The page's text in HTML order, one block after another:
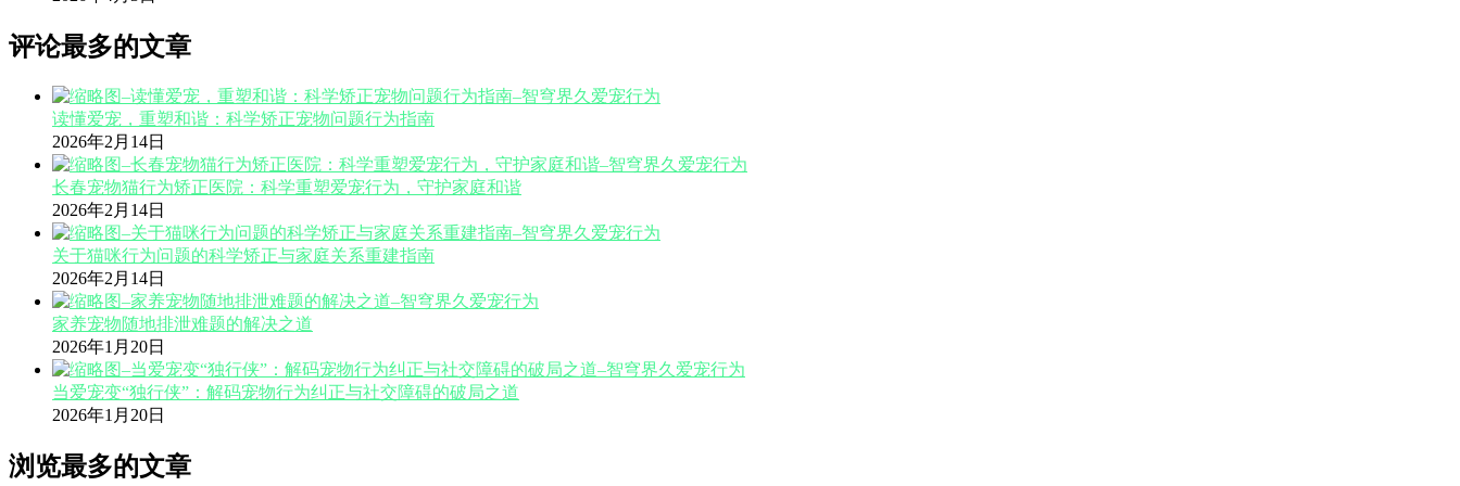
评论最多的文章
读懂爱宠，重塑和谐：科学矫正宠物问题行为指南
2026年2月14日
长春宠物猫行为矫正医院：科学重塑爱宠行为，守护家庭和谐
2026年2月14日
关于猫咪行为问题的科学矫正与家庭关系重建指南
2026年2月14日
家养宠物随地排泄难题的解决之道
2026年1月20日
当爱宠变“独行侠”：解码宠物行为纠正与社交障碍的破局之道
2026年1月20日
浏览最多的文章